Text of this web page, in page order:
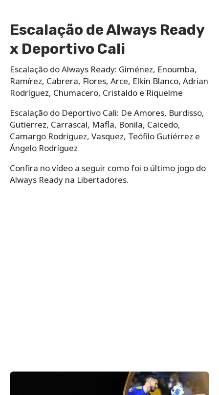
Escalação de Always Ready
x Deportivo Cali
Escalação do Always Ready:​ Giménez, Enoumba,
Ramírez, Cabrera, Flores, Arce, Elkin Blanco, Adrian
Rodríguez, Chumacero, Cristaldo e Riquelme
Escalação do Deportivo Cali: De Amores, Burdisso,
Gutierrez, Carrascal, Mafla, Bonila, Caicedo,
Camargo Rodriguez, Vasquez, Teófilo Gutiérrez e
Ángelo Rodríguez
Confira no vídeo a seguir como foi o último jogo do
Always Ready na Libertadores.